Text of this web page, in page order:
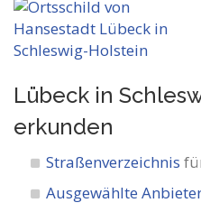
Lübeck in
erkunden
Straßenverzeichnis
Ausgewählte